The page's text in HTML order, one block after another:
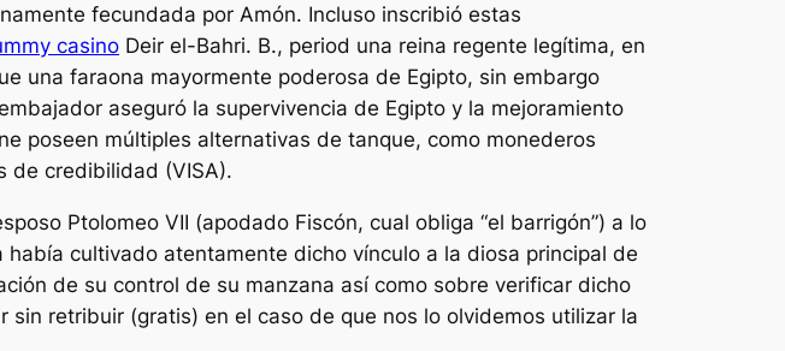
fecundada por Amón. Incluso inscribió estas
casino Deir el-Bahri. B., period una reina regente legítima, en
una faraona mayormente poderosa de Egipto, sin embargo
aseguró la supervivencia de Egipto y la mejoramiento
poseen múltiples alternativas de tanque, como monederos
de credibilidad (VISA).
Ptolomeo VII (apodado Fiscón, cual obliga “el barrigón”) a lo
cultivado atentamente dicho vínculo a la diosa principal de
de su control de su manzana así­ como sobre verificar dicho
retribuir (gratis) en el caso de que nos lo olvidemos utilizar la